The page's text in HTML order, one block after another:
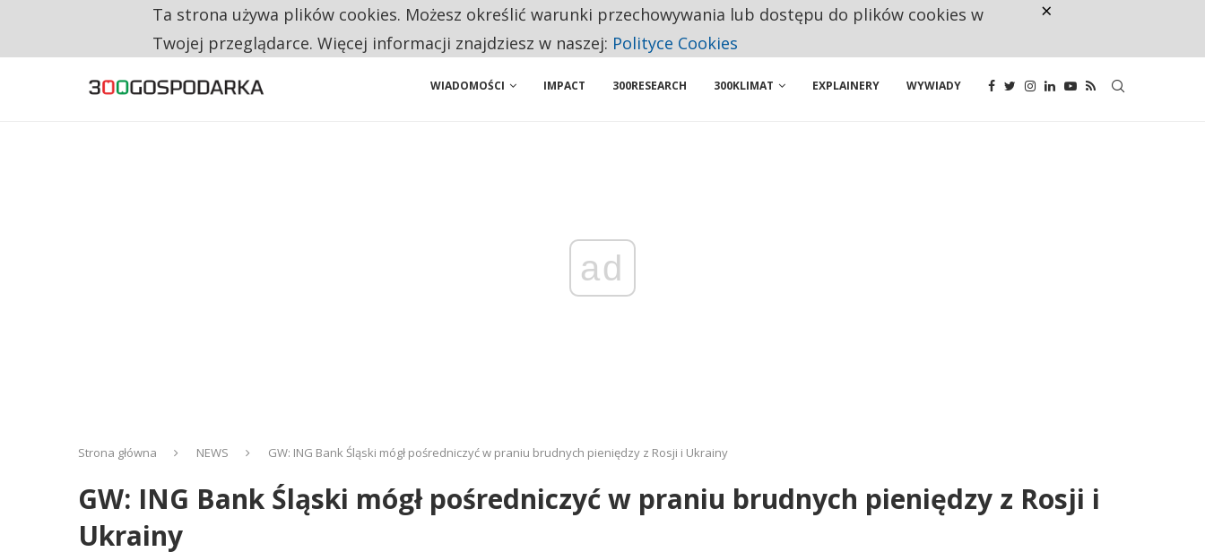
RESTRYKCJE CHIN UDERZAJĄ W EUROPEJSKI PRZEMYSŁ. NA LIŚCIE SĄ DWA PODMIOTY Z POLSKI
WIADOMOŚCI IMPACT 300RESEARCH 300KLIMAT EXPLAINERY WYWIADY
ad
Strona główna NEWS GW: ING Bank Śląski mógł pośredniczyć w praniu brudnych pieniędzy z Rosji i Ukrainy
GW: ING Bank Śląski mógł pośredniczyć w praniu brudnych pieniędzy z Rosji i
Ukrainy
Ta strona używa plików cookies. Możesz określić warunki przechowywania lub dostępu do plików cookies w
Twojej przeglądarce. Więcej informacji znajdziesz w naszej: Polityce Cookies
×